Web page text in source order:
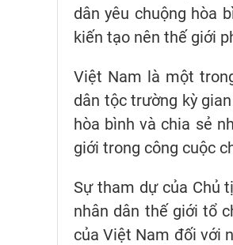
dân yêu chuộng hòa
kiến tạo nên thế giới
Việt Nam là một
dân tộc trường kỳ
hòa bình và chia sẻ
giới trong công cuộc
Sự tham dự của Chủ
nhân dân thế giới tổ
của Việt Nam đối với